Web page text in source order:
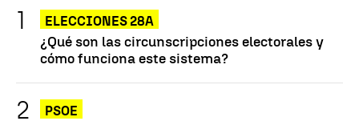
ELECCIONES 28A
¿Qué son las circunscripciones electorales y
cómo funciona este sistema?
PSOE